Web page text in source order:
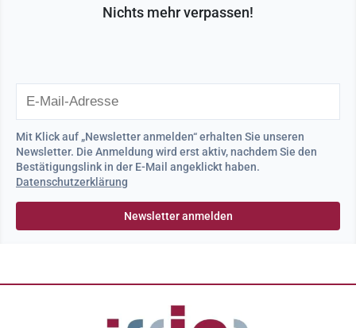
Nichts mehr verpassen!
Mit Klick auf „Newsletter anmelden“ erhalten Sie unseren
Newsletter. Die Anmeldung wird erst aktiv, nachdem Sie den
Bestätigungslink in der E-Mail angeklickt haben.
Datenschutzerklärung